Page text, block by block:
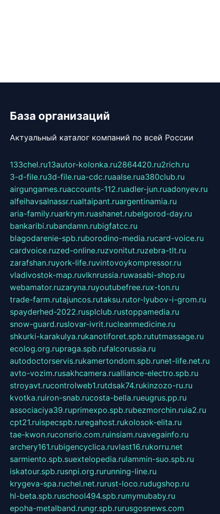
База организаций
Актуальный каталог компаний по всей России
133chel.ru13autor-kolonka.ru2864420.ru2rich.ru
3-d-file.ru3d-file.rua-cdc.ruaalse.rua380club.ru
airgungames.ruaccounts-112.ruadler-jun.ruadonyev.ru
alfeihavsalnassr.rualtaipant.ruargentinamia.ru
aria-family.ruarkrym.ruashanet.rubelgorod-day.ru
bankaribi.rubandamn.rubigfatcc.ru
blagodarenie-spb.ruborodino-media.rucard-voice.ru
cardvoice.ruzed-online.ruzvonitut.ruzebra-tlt.ru
zarafshan.ruyork-life.ruvintovoykompressor.ru
vladivostok-map.ruvlknrussia.ruwasabi-shop.ru
webamator.ruzaryna.ruyoutubefree.rux-ton.ru
trade-farm.rutajuncos.rutaksu.rutor-lyubov-i-grom.ru
spayderhed-2022.rusplclub.rustoppamedia.ru
snow-guard.ruslovar-ivrit.rucleanmedicine.ru
shkurki-karakulya.rukanotiforet.spb.rututmassage.ru
ecolog.org.rupraga.spb.rufalcorussia.ru
autodoctorservis.rukamertondom.spb.runet-life.net.ru
avto-vozim.rusakhcamera.rualliance-electro.spb.ru
stroyavt.rucontrolweb1.rutdsak74.rukinzozo-ru.ru
kvotka.ruiron-snab.rucosta-bella.rueugrus.pp.ru
associaciya39.ruprimexpo.spb.rubezmorchin.ruia2.ru
cpt21.ruispecspb.ruregahost.rukolosok-elita.ru
tae-kwon.ruconsrio.com.ruinsiam.ruavegainfo.ru
archery161.rubigencyclica.ruvlast16.rukorru.net
sarmiento.spb.suextelopedia.rulammin-suo.spb.ru
iskatour.spb.rusnpi.org.rurunning-line.ru
krygeva-spa.ruchel.net.rurust-loco.rudugshop.ru
hl-beta.spb.ruschool494.spb.rumymubaby.ru
epoha-metalband.rungr.spb.rurusgosnews.com